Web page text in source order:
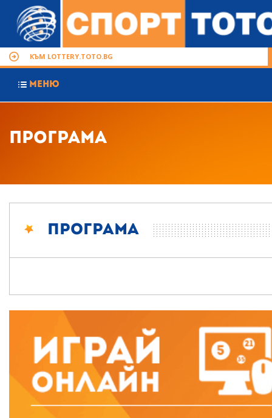
КЪМ LOTTERY.TOTO.BG
МЕНЮ
Програма
Програма